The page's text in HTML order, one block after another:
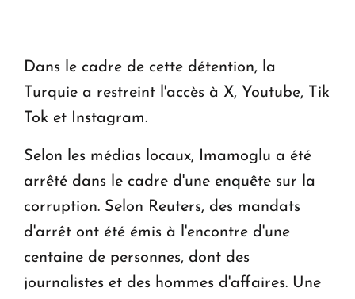
Le premier hôtel Hyatt Regency d'Arménie
ouvrira ses portes à Dilijan
Dans le cadre de cette détention, la
Turquie a restreint l'accès à X, Youtube, Tik
Tok et Instagram.
Selon les médias locaux, Imamoglu a été
arrêté dans le cadre d'une enquête sur la
corruption. Selon Reuters, des mandats
d'arrêt ont été émis à l'encontre d'une
centaine de personnes, dont des
journalistes et des hommes d'affaires. Une